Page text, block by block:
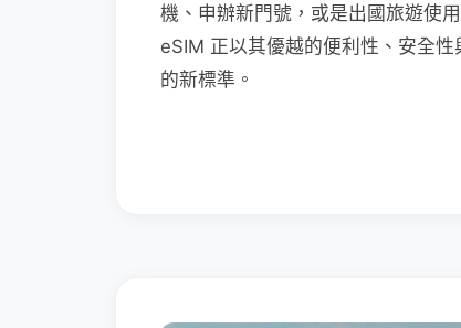
機、申辦新門號，或是出國旅遊使
eSIM 正以其優越的便利性、安全
的新標準。